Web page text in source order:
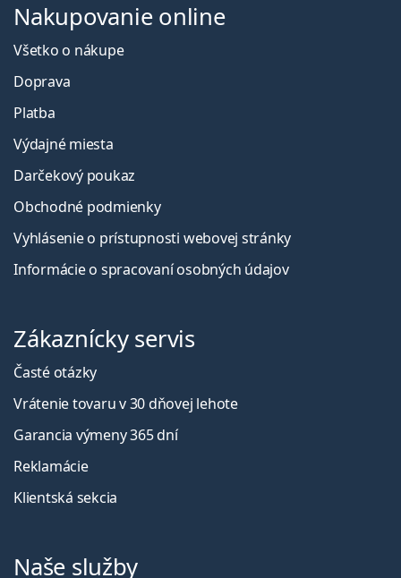
Nakupovanie online
Všetko o nákupe
Doprava
Platba
Výdajné miesta
Darčekový poukaz
Obchodné podmienky
Vyhlásenie o prístupnosti webovej stránky
Informácie o spracovaní osobných údajov
Zákaznícky servis
Časté otázky
Vrátenie tovaru v 30 dňovej lehote
Garancia výmeny 365 dní
Reklamácie
Klientská sekcia
Naše služby